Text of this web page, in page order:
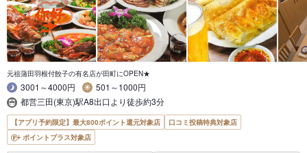
元祖蒲田羽根付餃子の有名店が田町にOPEN★
3001～4000円
501～1000円
都営三田(東京)駅A8出口より徒歩約3分
【アプリ予約限定】最大800ポイント還元対象店
口コミ投稿特典対象店
ポイントプラス対象店